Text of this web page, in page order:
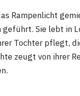
Rampenlicht
Sie lebt in
Tochter pflegt,
zeugt von ihrer